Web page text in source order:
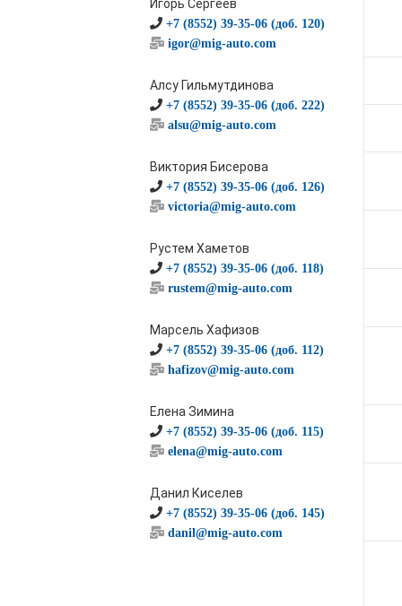
Игорь Сергеев
+7 (8552) 39-35-06 (доб. 120)
igor@mig-auto.com
Алсу Гильмутдинова
+7 (8552) 39-35-06 (доб. 222)
alsu@mig-auto.com
Виктория Бисерова
+7 (8552) 39-35-06 (доб. 126)
victoria@mig-auto.com
Рустем Хаметов
+7 (8552) 39-35-06 (доб. 118)
rustem@mig-auto.com
Марсель Хафизов
+7 (8552) 39-35-06 (доб. 112)
hafizov@mig-auto.com
Елена Зимина
+7 (8552) 39-35-06 (доб. 115)
elena@mig-auto.com
Данил Киселев
+7 (8552) 39-35-06 (доб. 145)
danil@mig-auto.com